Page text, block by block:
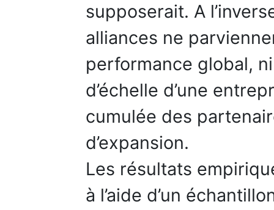
supposerait. A
alliances ne
performance global,
d’échelle d’une
cumulée des
d’expansion.
Les résultats
à l’aide d’un